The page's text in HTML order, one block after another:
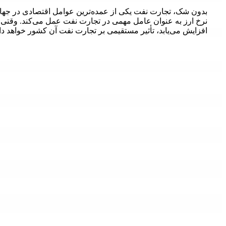
بدون شک، تجارت نفت یکی از عمده‌ترین عوامل اقتصادی در
نرخ ارز به عنوان عامل مهمی در تجارت نفت عمل می‌کند.
افزایش می‌یابد، تأثیر مستقیمی بر تجارت نفت آن کشور خواهد